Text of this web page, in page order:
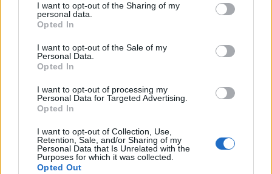
I want to opt-out of the Sharing of my
personal data.
Opted In
I want to opt-out of the Sale of my
Personal Data.
Opted In
I want to opt-out of processing my
Personal Data for Targeted Advertising.
Opted In
I want to opt-out of Collection, Use,
Retention, Sale, and/or Sharing of my
Personal Data that Is Unrelated with the
Purposes for which it was collected.
Opted Out